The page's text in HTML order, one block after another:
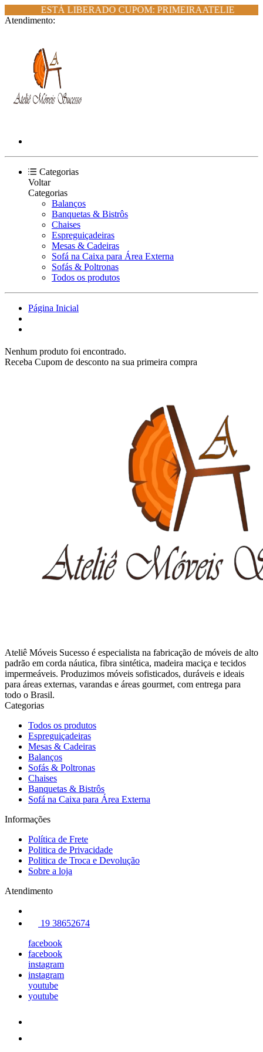
ESTÁ LIBERADO CUPOM: PRIMEIRAATELIE
Atendimento:
Categorias
Voltar
Categorias
Balanços
Banquetas & Bistrôs
Chaises
Espreguiçadeiras
Mesas & Cadeiras
Sofá na Caixa para Área Externa
Sofás & Poltronas
Todos os produtos
Página Inicial
Nenhum produto foi encontrado.
Receba Cupom de desconto na sua primeira compra
Ateliê Móveis Sucesso é especialista na fabricação de móveis de alto
padrão em corda náutica, fibra sintética, madeira maciça e tecidos
impermeáveis. Produzimos móveis sofisticados, duráveis e ideais
para áreas externas, varandas e áreas gourmet, com entrega para
todo o Brasil.
Categorias
Todos os produtos
Espreguiçadeiras
Mesas & Cadeiras
Balanços
Sofás & Poltronas
Chaises
Banquetas & Bistrôs
Sofá na Caixa para Área Externa
Informações
Política de Frete
Politica de Privacidade
Politica de Troca e Devolução
Sobre a loja
Atendimento
19 38652674
facebook
facebook
instagram
instagram
youtube
youtube